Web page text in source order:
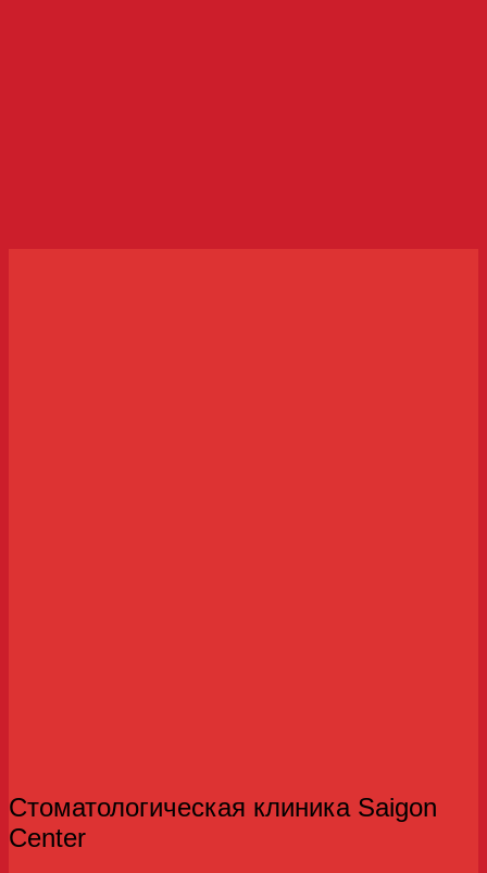
Стоматологическая клиника Saigon
Center